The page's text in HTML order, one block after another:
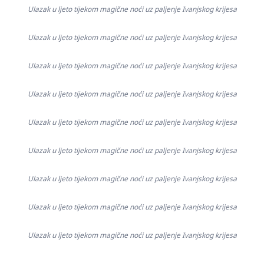
Ulazak u ljeto tijekom magične noći uz paljenje Ivanjskog krijesa
Ulazak u ljeto tijekom magične noći uz paljenje Ivanjskog krijesa
Ulazak u ljeto tijekom magične noći uz paljenje Ivanjskog krijesa
Ulazak u ljeto tijekom magične noći uz paljenje Ivanjskog krijesa
Ulazak u ljeto tijekom magične noći uz paljenje Ivanjskog krijesa
Ulazak u ljeto tijekom magične noći uz paljenje Ivanjskog krijesa
Ulazak u ljeto tijekom magične noći uz paljenje Ivanjskog krijesa
Ulazak u ljeto tijekom magične noći uz paljenje Ivanjskog krijesa
Ulazak u ljeto tijekom magične noći uz paljenje Ivanjskog krijesa